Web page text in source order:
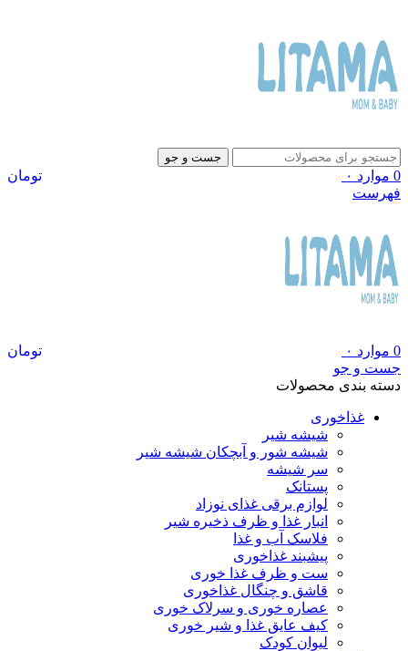
جست و جو
0 موارد ۰
تومان
فهرست
0 موارد ۰
تومان
جست و جو
دسته بندی محصولات
غذاخوری
شیشه شیر
شیشه ‌شور و آبچکان شیشه‌ شیر
سر شیشه
پستانک
لوازم برقی غذای نوزاد
انبار غذا و ظرف ذخیره شیر
فلاسک آب و غذا
پیشبند غذاخوری
ست و ظرف غذا خوری
قاشق و چنگال غذاخوری
عصاره خوری و سرلاک خوری
کیف عایق غذا و شیر خوری
لیوان کودک